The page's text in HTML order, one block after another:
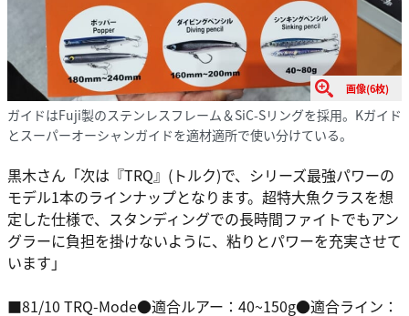
画像(6枚)
ガイドはFuji製のステンレスフレーム＆SiC-Sリングを採用。Kガイド
とスーパーオーシャンガイドを適材適所で使い分けている。
黒木さん「次は『TRQ』(トルク)で、シリーズ最強パワーの
モデル1本のラインナップとなります。超特大魚クラスを想
定した仕様で、スタンディングでの長時間ファイトでもアン
グラーに負担を掛けないように、粘りとパワーを充実させて
います」
■81/10 TRQ-Mode●適合ルアー：40~150g●適合ライン：